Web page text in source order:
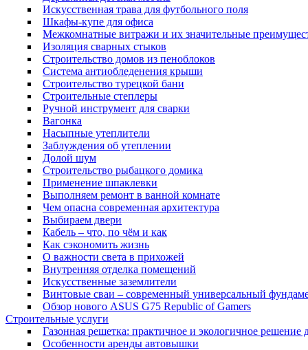
Искусственная трава для футбольного поля
Шкафы-купе для офиса
Межкомнатные витражи и их значительные
Изоляция сварных стыков
Строительство домов из пеноблоков
Система антиобледенения крыши
Строительство турецкой бани
Строительные степлеры
Ручной инструмент для сварки
Вагонка
Насыпные утеплители
Заблуждения об утеплении
Долой шум
Строительство рыбацкого домика
Применение шпаклевки
Выполняем ремонт в ванной комнате
Чем опасна современная архитектура
Выбираем двери
Кабель – что, по чём и как
Как сэкономить жизнь
О важности света в прихожей
Внутренняя отделка помещений
Искусственные заземлители
Винтовые сваи – современный универсальный
Обзор нового ASUS G75 Republic of Gamers
Строительные услуги
Газонная решетка: практичное и экологичное решение
Особенности аренды автовышки